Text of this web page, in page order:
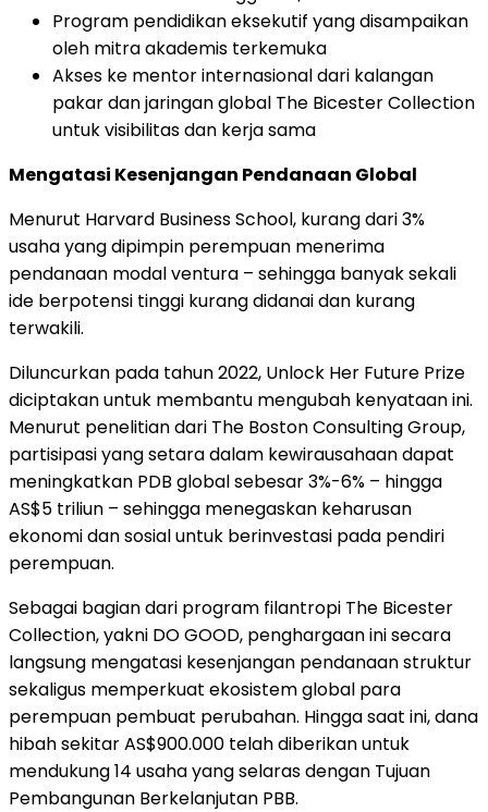
Program pendidikan eksekutif yang disampaikan
oleh mitra akademis terkemuka
Akses ke mentor internasional dari kalangan
pakar dan jaringan global The Bicester Collection
untuk visibilitas dan kerja sama
Mengatasi Kesenjangan Pendanaan Global
Menurut Harvard Business School, kurang dari 3%
usaha yang dipimpin perempuan menerima
pendanaan modal ventura – sehingga banyak sekali
ide berpotensi tinggi kurang didanai dan kurang
terwakili.
Diluncurkan pada tahun 2022, Unlock Her Future Prize
diciptakan untuk membantu mengubah kenyataan ini.
Menurut penelitian dari The Boston Consulting Group,
partisipasi yang setara dalam kewirausahaan dapat
meningkatkan PDB global sebesar 3%-6% – hingga
AS$5 triliun – sehingga menegaskan keharusan
ekonomi dan sosial untuk berinvestasi pada pendiri
perempuan.
Sebagai bagian dari program filantropi The Bicester
Collection, yakni DO GOOD, penghargaan ini secara
langsung mengatasi kesenjangan pendanaan struktur
sekaligus memperkuat ekosistem global para
perempuan pembuat perubahan. Hingga saat ini, dana
hibah sekitar AS$900.000 telah diberikan untuk
mendukung 14 usaha yang selaras dengan Tujuan
Pembangunan Berkelanjutan PBB.